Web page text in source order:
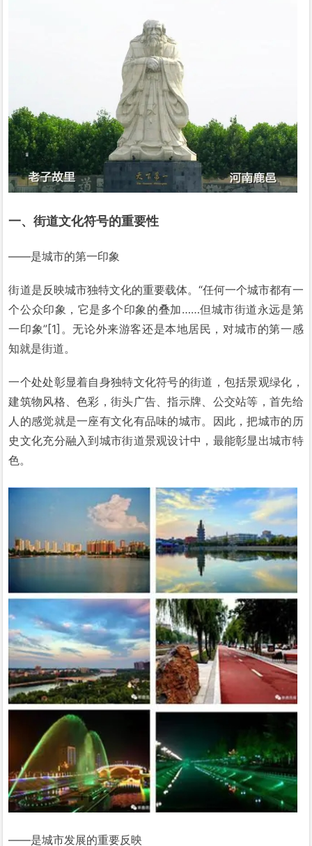
一、街道文化符号的重要性
——是城市的第一印象
街道是反映城市独特文化的重要载体。“任何一个城市都有一
个公众印象，它是多个印象的叠加……但城市街道永远是第
一印象”[1]。无论外来游客还是本地居民，对城市的第一感
知就是街道。
一个处处彰显着自身独特文化符号的街道，包括景观绿化，
建筑物风格、色彩，街头广告、指示牌、公交站等，首先给
人的感觉就是一座有文化有品味的城市。因此，把城市的历
史文化充分融入到城市街道景观设计中，最能彰显出城市特
色。
——是城市发展的重要反映